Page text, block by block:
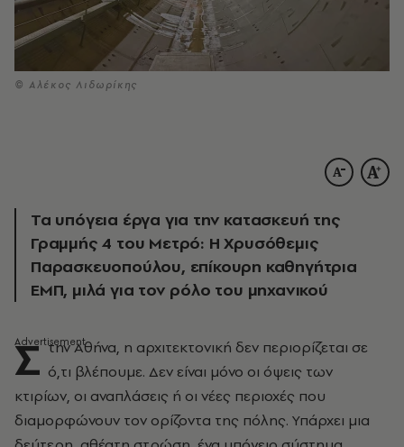
© Αλέκος Λιδωρίκης
Τα υπόγεια έργα για την κατασκευή της
Γραμμής 4 του Μετρό: Η Χρυσόθεμις
Παρασκευοπούλου, επίκουρη καθηγήτρια
ΕΜΠ, μιλά για τον ρόλο του μηχανικού
Σ την Αθήνα, η αρχιτεκτονική δεν περιορίζεται σε
ό,τι βλέπουμε. Δεν είναι μόνο οι όψεις των
κτιρίων, οι αναπλάσεις ή οι νέες περιοχές που
διαμορφώνουν τον ορίζοντα της πόλης. Υπάρχει μια